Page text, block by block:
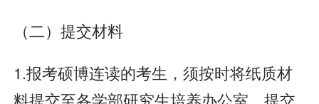
（二）提交材料
1.报考硕博连读的考生，须按时将纸质材